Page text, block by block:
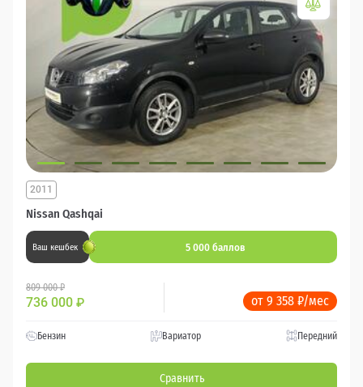
Nissan Qashqai
2011
Ваш кешбек 5 000 баллов
809 000 ₽
736 000 ₽ от 9 358 ₽/мес
Бензин Вариатор Передний
Сравнить